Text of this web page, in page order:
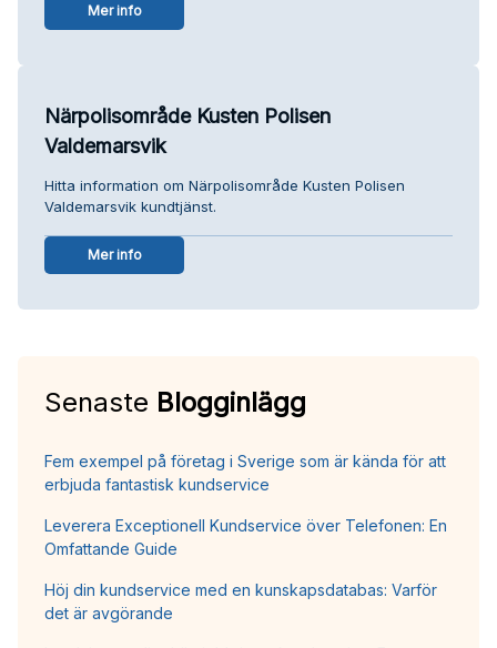
Mer info
Närpolisområde Kusten Polisen
Valdemarsvik
Hitta information om Närpolisområde Kusten Polisen
Valdemarsvik kundtjänst.
Mer info
Senaste Blogginlägg
Fem exempel på företag i Sverige som är kända för att
erbjuda fantastisk kundservice
Leverera Exceptionell Kundservice över Telefonen: En
Omfattande Guide
Höj din kundservice med en kunskapsdatabas: Varför
det är avgörande